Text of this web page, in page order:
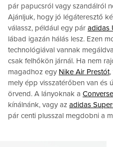
pár papucsról vagy szandálról
Ajánljuk, hogy jó légáteresztő
válassz, például egy pár adidas
lábad igazán hálás lesz. Ezen
technológiával vannak
csak felhőkön járnál. Ha nem
magadhoz egy Nike Air Prestót,
mely épp visszatérőben van és
örvend. A lányoknak a
kínálnánk, vagy az adidas
pár centi plusszal megdobni a